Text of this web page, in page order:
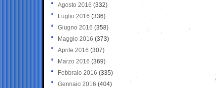
Agosto 2016 (332)
Luglio 2016 (336)
Giugno 2016 (358)
Maggio 2016 (373)
Aprile 2016 (307)
Marzo 2016 (369)
Febbraio 2016 (335)
Gennaio 2016 (404)